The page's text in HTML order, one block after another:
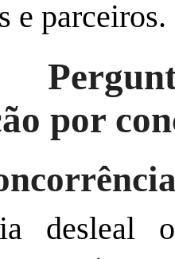
e parceiros.
por
desleal